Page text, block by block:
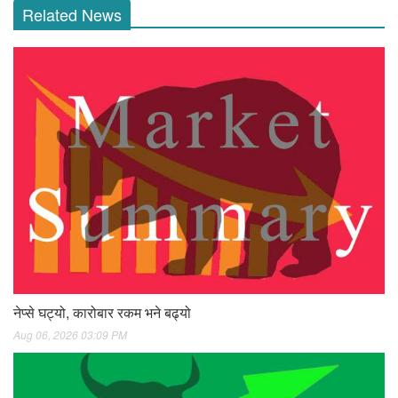
Related News
नेप्से घट्यो, कारोबार रकम भने बढ्यो
Aug 06, 2026 03:09 PM